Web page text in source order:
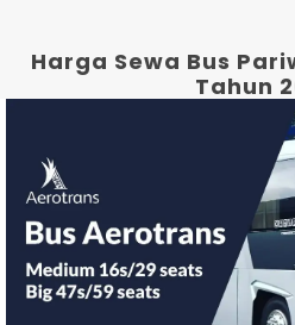
Harga Sewa Bus
Tahun